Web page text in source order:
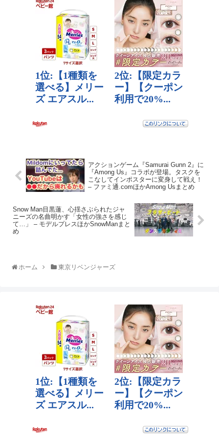
アクションゲーム『Samurai Gunn 2』に
『Among Us』コラボが登場。タスクを
こなしてインポスターに変身して戦え！
– ファミ通.comほかAmong Usまとめ
Snow Man目黒蓮、心揺さぶられたジャ
ニーズの名曲明かす「女性の強さを感じ
て…」 – モデルプレスほかSnowManまと
め
ホーム 東京リベンジャーズ